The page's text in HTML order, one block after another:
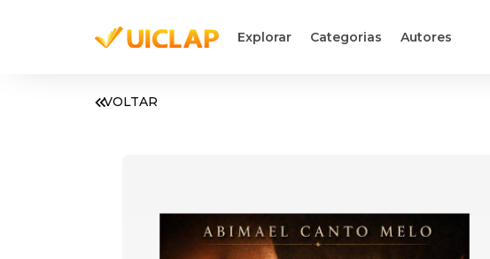
Explorar Categorias Autores
VOLTAR